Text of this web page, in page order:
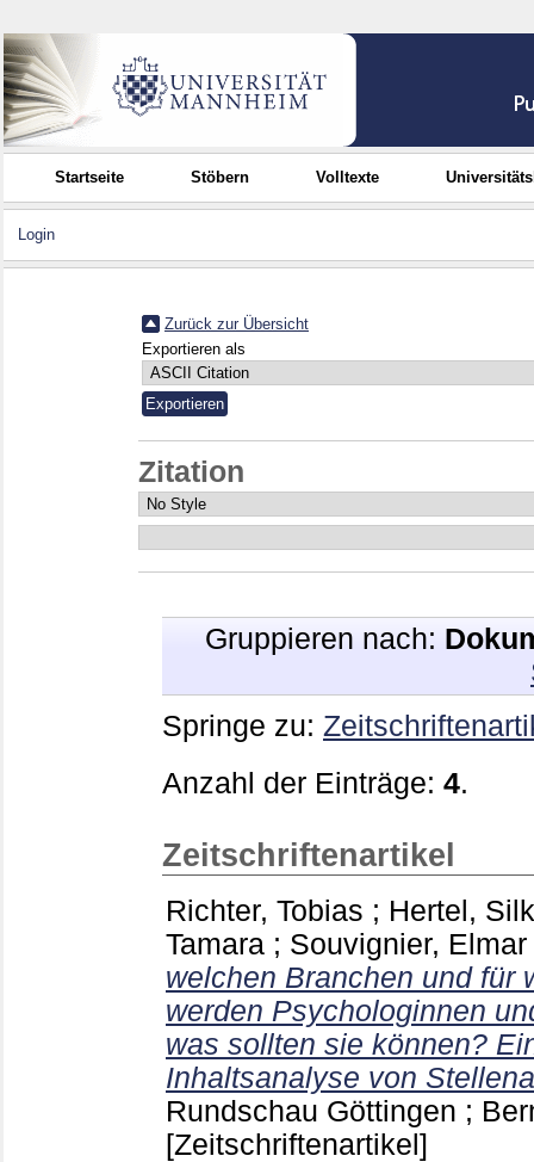
Startseite Stöbern Volltexte
Login
Zurück zur Übersicht
Exportieren als
Zitation
Gruppieren nach:
Springe zu:
Anzahl der Einträge: 4.
Zeitschriftenartikel
Richter, Tobias ; Hertel,
Tamara ; Souvignier, Elmar
welchen Branchen und für
werden Psychologinnen
was sollten sie können?
Inhaltsanalyse von
Rundschau Göttingen ;
[Zeitschriftenartikel]